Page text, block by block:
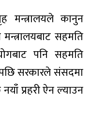
मन्त्रालयले कानुन
सहमति
पनि सहमति
सरकारले संसदमा
प्रहरी ऐन ल्याउन